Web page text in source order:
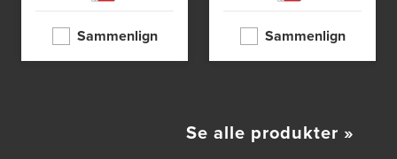
Sammenlign Sammenlign
Se alle produkter »